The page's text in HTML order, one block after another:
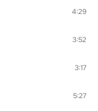
4:29
3:52
3:17
5:27